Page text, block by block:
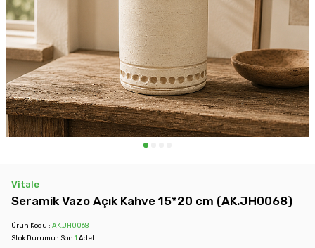
Vitale
Seramik Vazo Açık Kahve 15*20 cm (AK.JH0068)
Ürün Kodu : AK.JH0068
Stok Durumu : Son 1 Adet